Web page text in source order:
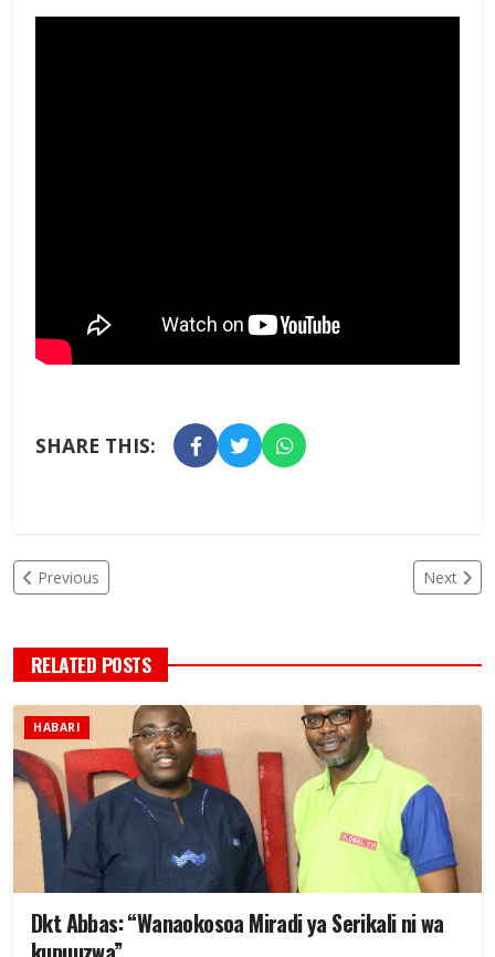
SHARE THIS:
Previous Next
RELATED POSTS
HABARI
Dkt Abbas: “Wanaokosoa Miradi ya Serikali ni wa